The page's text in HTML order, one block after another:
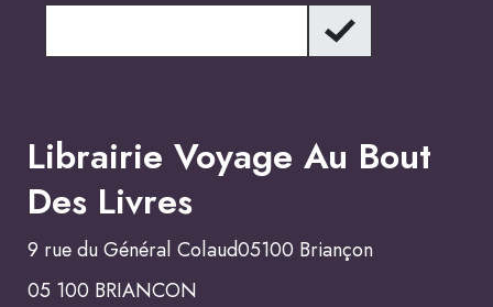
Librairie Voyage Au Bout
Des Livres
9 rue du Général Colaud05100 Briançon
05 100 BRIANCON